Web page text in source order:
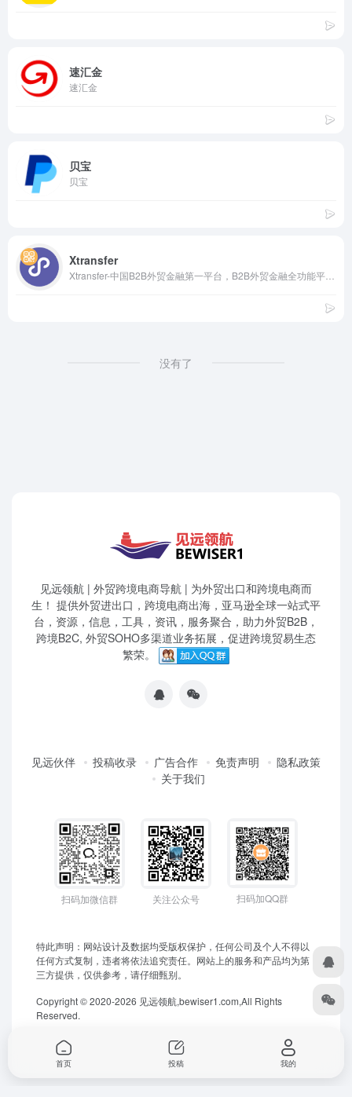
速汇金
速汇金
贝宝
贝宝
Xtransfer
没有了
见远领航 | 外贸跨境电商导航 | 为外贸出口和跨境电商而
生！ 提供外贸进出口，跨境电商出海，亚马逊全球一站式平
台，资源，信息，工具，资讯，服务聚合，助力外贸B2B，
跨境B2C, 外贸SOHO多渠道业务拓展，促进跨境贸易生态
繁荣。
见远伙伴 投稿收录 广告合作 免责声明
隐私政策
关于我们
扫码加微信群 关注公众号 扫码加QQ群
特此声明：网站设计及数据均受版权保护，任何公司及个人不得以
任何方式复制，违者将依法追究责任。网站上的服务和产品均为第
三方提供，仅供参考，请仔细甄别。
Copyright © 2020-2026 见远领航,bewiser1.com,All Rights
Reserved.
首页 投稿 我的